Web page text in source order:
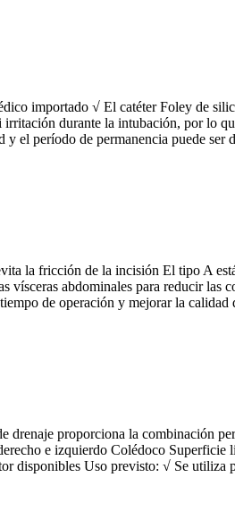
importado √ El catéter Foley de
durante la intubación, por lo
el período de permanencia puede
la fricción de la incisión El tipo A
abdominales para reducir las
de operación y mejorar la
proporciona la combinación
e izquierdo Colédoco Superficie
disponibles Uso previsto: √ Se utiliza